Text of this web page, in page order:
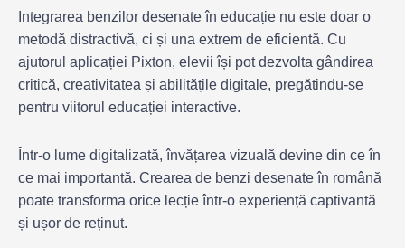
Integrarea benzilor desenate în educație nu este doar o
metodă distractivă, ci și una extrem de eficientă. Cu
ajutorul aplicației Pixton, elevii își pot dezvolta gândirea
critică, creativitatea și abilitățile digitale, pregătindu-se
pentru viitorul educației interactive.
Într-o lume digitalizată, învățarea vizuală devine din ce în
ce mai importantă. Crearea de benzi desenate în română
poate transforma orice lecție într-o experiență captivantă
și ușor de reținut.